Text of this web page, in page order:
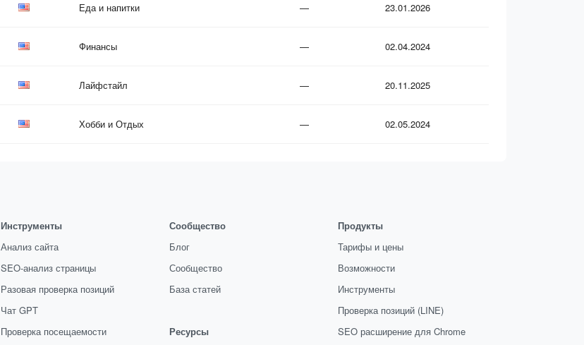
Еда и напитки — 23.01.2026
Финансы — 02.04.2024
Лайфстайл — 20.11.2025
Хобби и Отдых — 02.05.2024
Инструменты
Анализ сайта
SEO-анализ страницы
Разовая проверка позиций
Чат GPT
Проверка посещаемости
Сообщество
Блог
Сообщество
База статей
Ресурсы
Продукты
Тарифы и цены
Возможности
Инструменты
Проверка позиций (LINE)
SEO расширение для Chrome